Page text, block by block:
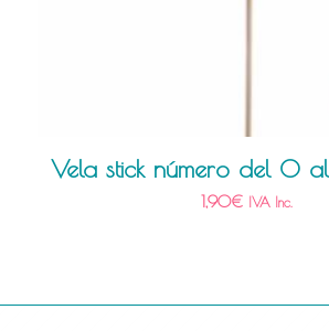
Vela stick número del 0
1,90€ IVA Inc.